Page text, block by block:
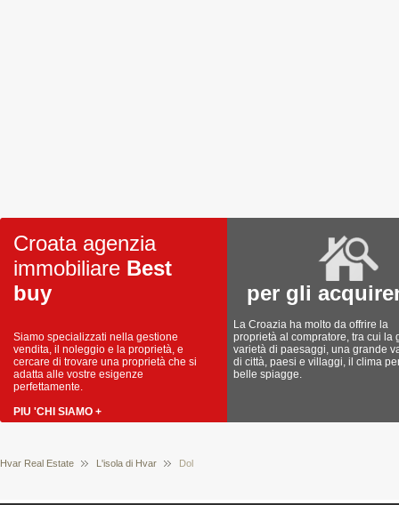
Croata agenzia
immobiliare Best
buy
Siamo specializzati nella gestione
vendita, il noleggio e la proprietà, e
cercare di trovare una proprietà che si
adatta alle vostre esigenze
perfettamente.
PIU 'CHI SIAMO +
per gli
La Croazia ha molto da offrire la
proprietà al compratore, tra cui la
varietà di paesaggi, una grande
di città, paesi e villaggi, il clima
belle spiagge.
Hvar Real Estate L'isola di Hvar Dol